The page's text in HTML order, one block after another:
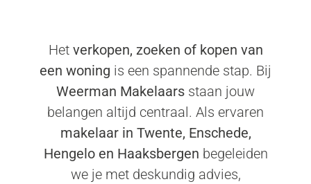
Het verkopen, zoeken of kopen van
een woning is een spannende stap. Bij
Weerman Makelaars staan jouw
belangen altijd centraal. Als ervaren
makelaar in Twente, Enschede,
Hengelo en Haaksbergen begeleiden
we je met deskundig advies,